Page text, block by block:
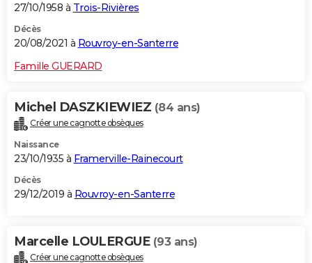
GUIDES D'ACHAT
BONS PLANS
CARTE DE VOEUX
Dictionnaire
Biographies
Citations
Expressions
Proverbes
PROGRAMME TV
COPAINS D'AVANT
S'inscrire
Se connecter
Lycées
Collèges
Primaires
Universités
Entreprises
Service militaire
Avis de recherche
AVIS DE DÉCÈS
27/10/1958 à Trois-Rivières
Décès
20/08/2021 à Rouvroy-en-Santerre
Famille GUERARD
Michel DASZKIEWIEZ (84 ans)
Créer une cagnotte obsèques
Naissance
23/10/1935 à Framerville-Rainecourt
Décès
29/12/2019 à Rouvroy-en-Santerre
Marcelle LOULERGUE (93 ans)
Créer une cagnotte obsèques